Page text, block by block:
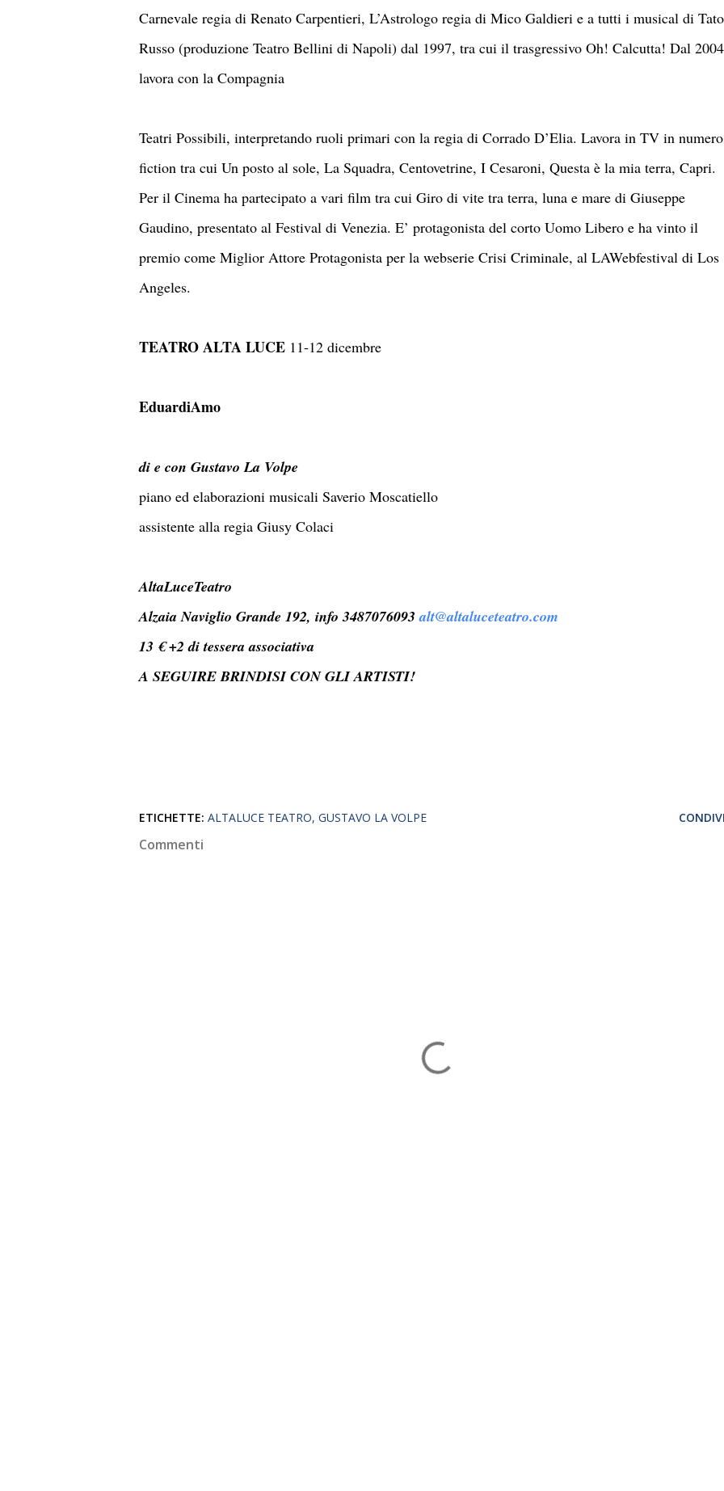
Carnevale regia di Renato Carpentieri, L’Astrologo regia di Mico Galdieri e a tutti i musical di Tato
Russo (produzione Teatro Bellini di Napoli) dal 1997, tra cui il trasgressivo Oh! Calcutta! Dal 2004
lavora con la Compagnia
Teatri Possibili, interpretando ruoli primari con la regia di Corrado D’Elia. Lavora in TV in
fiction tra cui Un posto al sole, La Squadra, Centovetrine, I Cesaroni, Questa è la mia terra, Capri.
Per il Cinema ha partecipato a vari film tra cui Giro di vite tra terra, luna e mare di Giuseppe
Gaudino, presentato al Festival di Venezia. E’ protagonista del corto Uomo Libero e ha vinto il
premio come Miglior Attore Protagonista per la webserie Crisi Criminale, al LAWebfestival di Los
Angeles.
TEATRO ALTA LUCE 11-12 dicembre
EduardiAmo
di e con Gustavo La Volpe
piano ed elaborazioni musicali Saverio Moscatiello
assistente alla regia Giusy Colaci
AltaLuceTeatro
Alzaia Naviglio Grande 192, info 3487076093alt@altaluceteatro.com
13 € +2 di tessera associativa
A SEGUIRE BRINDISI CON GLI ARTISTI!
ETICHETTE: ALTALUCE TEATRO GUSTAVO LA VOLPE
Commenti